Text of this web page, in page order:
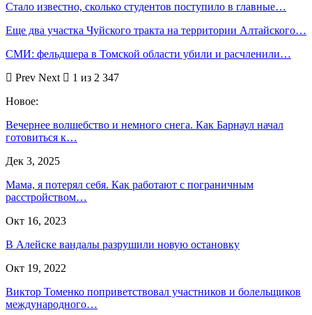
Стало известно, сколько студентов поступило в главные…
Еще два участка Чуйского тракта на территории Алтайского…
СМИ: фельдшера в Томской области убили и расчленили…
Prev Next
1 из 2 347
Новое:
Вечернее волшебство и немного снега. Как Барнаул начал
готовиться к…
Дек 3, 2025
Мама, я потерял себя. Как работают с пограничным
расстройством…
Окт 16, 2023
В Алейске вандалы разрушили новую остановку
Окт 19, 2022
Виктор Томенко поприветствовал участников и болельщиков
международного…